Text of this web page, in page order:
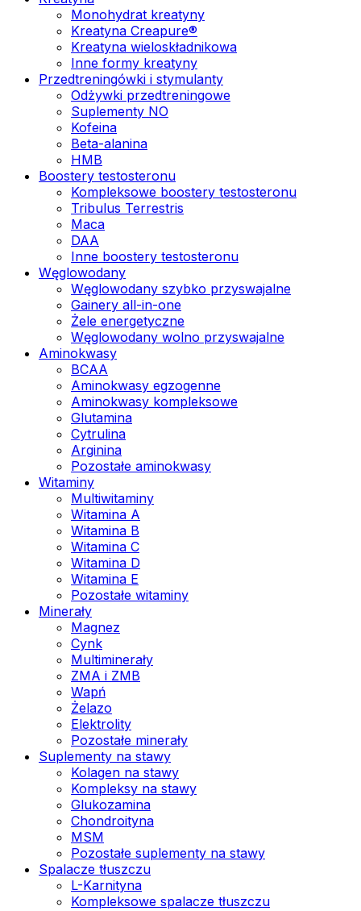
Monohydrat kreatyny
Kreatyna Creapure®
Kreatyna wieloskładnikowa
Inne formy kreatyny
Przedtreningówki i stymulanty
Odżywki przedtreningowe
Suplementy NO
Kofeina
Beta-alanina
HMB
Boostery testosteronu
Kompleksowe boostery testosteronu
Tribulus Terrestris
Maca
DAA
Inne boostery testosteronu
Węglowodany
Węglowodany szybko przyswajalne
Gainery all-in-one
Żele energetyczne
Węglowodany wolno przyswajalne
Aminokwasy
BCAA
Aminokwasy egzogenne
Aminokwasy kompleksowe
Glutamina
Cytrulina
Arginina
Pozostałe aminokwasy
Witaminy
Multiwitaminy
Witamina A
Witamina B
Witamina C
Witamina D
Witamina E
Pozostałe witaminy
Minerały
Magnez
Cynk
Multiminerały
ZMA i ZMB
Wapń
Żelazo
Elektrolity
Pozostałe minerały
Suplementy na stawy
Kolagen na stawy
Kompleksy na stawy
Glukozamina
Chondroityna
MSM
Pozostałe suplementy na stawy
Spalacze tłuszczu
L-Karnityna
Kompleksowe spalacze tłuszczu